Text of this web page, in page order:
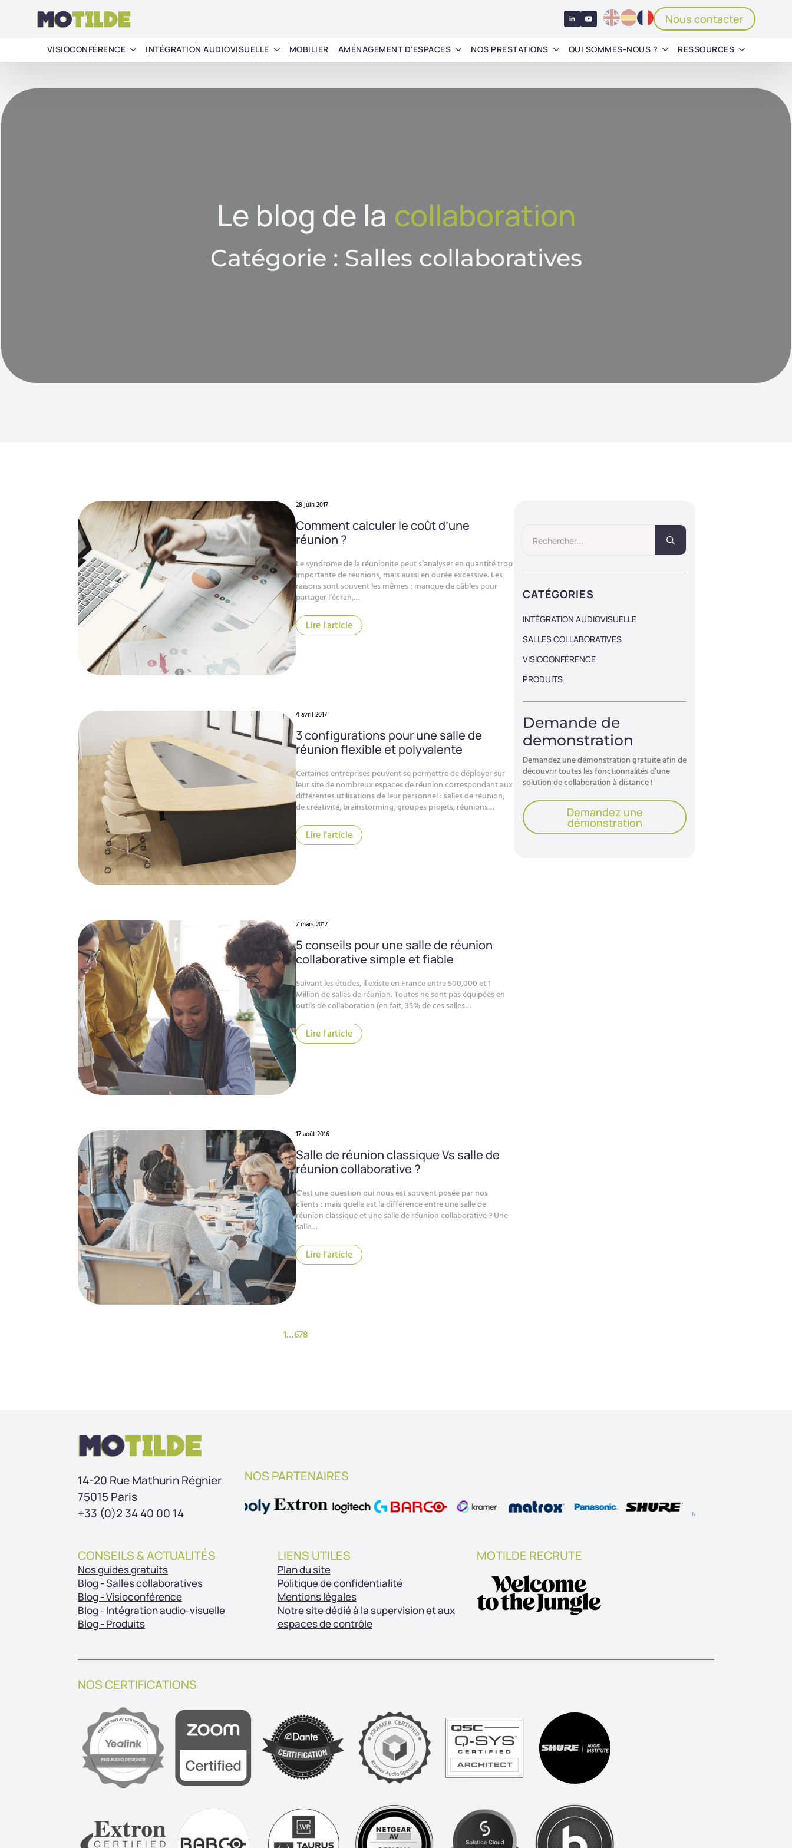
Nous contacter
VISIOCONFÉRENCE INTÉGRATION AUDIOVISUELLE MOBILIER AMÉNAGEMENT D'ESPACES NOS PRESTATIONS QUI SOMMES-NOUS ? RESSOURCES
Le blog de la collaboration
Catégorie : Salles collaboratives
Comment calculer le coût d’une
réunion ?
28 juin 2017
Le syndrome de la réunionite peut s’analyser en quantité trop
importante de réunions, mais aussi en durée excessive. Les
raisons sont souvent les mêmes : manque de câbles pour
partager l’écran,…
Lire l'article
3 configurations pour une salle de
réunion flexible et polyvalente
4 avril 2017
Certaines entreprises peuvent se permettre de déployer sur
leur site de nombreux espaces de réunion correspondant aux
différentes utilisations de leur personnel : salles de réunion,
de créativité, brainstorming, groupes projets, réunions…
Lire l'article
5 conseils pour une salle de réunion
collaborative simple et fiable
7 mars 2017
Suivant les études, il existe en France entre 500,000 et 1
Million de salles de réunion. Toutes ne sont pas équipées en
outils de collaboration (en fait, 35% de ces salles…
Lire l'article
Salle de réunion classique Vs salle de
réunion collaborative ?
17 août 2016
C’est une question qui nous est souvent posée par nos
clients : mais quelle est la différence entre une salle de
réunion classique et une salle de réunion collaborative ? Une
salle…
Lire l'article
1…678
Search
CATÉGORIES
INTÉGRATION AUDIOVISUELLE
SALLES COLLABORATIVES
VISIOCONFÉRENCE
PRODUITS
Demande de
demonstration
Demandez une démonstration gratuite afin de
découvrir toutes les fonctionnalités d’une
solution de collaboration à distance !
Demandez une
démonstration
14-20 Rue Mathurin Régnier
75015 Paris
+33 (0)2 34 40 00 14
NOS PARTENAIRES
CONSEILS & ACTUALITÉS
Nos guides gratuits
Blog - Salles collaboratives
Blog - Visioconférence
Blog - Intégration audio-visuelle
Blog - Produits
LIENS UTILES
Plan du site
Politique de confidentialité
Mentions légales
Notre site dédié à la supervision et aux
espaces de contrôle
MOTILDE RECRUTE
NOS CERTIFICATIONS